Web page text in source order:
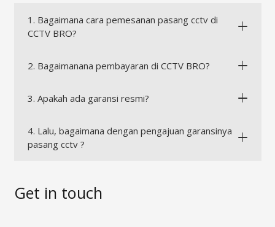
1. Bagaimana cara pemesanan pasang cctv di
CCTV BRO?
2. Bagaimanana pembayaran di CCTV BRO?
3. Apakah ada garansi resmi?
4. Lalu, bagaimana dengan pengajuan garansinya
pasang cctv ?
Get in touch